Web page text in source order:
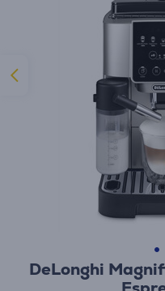
DeLonghi